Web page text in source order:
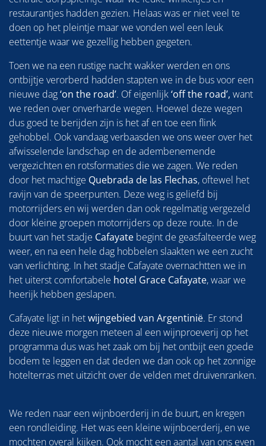
restaurantjes hadden gezien. Helaas was er niet veel te
doen op het pleintje maar we vonden wel een leuk
eettentje waar we gezellig hebben gegeten.
Toen we na een rustige nacht wakker werden en ons
ontbijtje verorberd hadden stapten we in de bus voor een
nieuwe dag‘on the road’. Of eigenlijk‘off the road’, want
we reden over onverharde wegen. Hoewel deze wegen
dus goed te berijden zijn is het af en toe een flink
gehobbel. Ook vandaag verbaasden we ons weer over het
afwisselende landschap en de adembenemende
vergezichten en rotsformaties die we zagen. We reden
door het machtige Quebrada de las Flechas, oftewel het
ravijn van de speerpunten. Deze weg is geliefd bij
motorrijders en wij werden dan ook regelmatig vergezeld
door kleine groepen motorrijders op deze route. In de
buurt van het stadje Cafayate begint de geasfalteerde weg
weer, en na een hele dag hobbelen slaakten we een zucht
van verlichting. In het stadje Cafayate overnachtten we in
het uiterst comfortabele hotel Grace Cafayate, waar we
heerijk hebben geslapen.
Cafayate ligt in hetwijngebied van Argentinië. Er stond
deze nieuwe morgen meteen al een wijnproeverij op het
programma dus was het zaak om bij het ontbijt een goede
bodem te leggen en dat deden we dan ook op het zonnige
hotelterras met uitzicht over de velden met druivenranken.
We reden naar een wijnboerderij in de buurt, en kregen
een rondleiding. Het was een kleine wijnboerderij, en we
mochten overal kijken. Ook mocht een aantal van ons even